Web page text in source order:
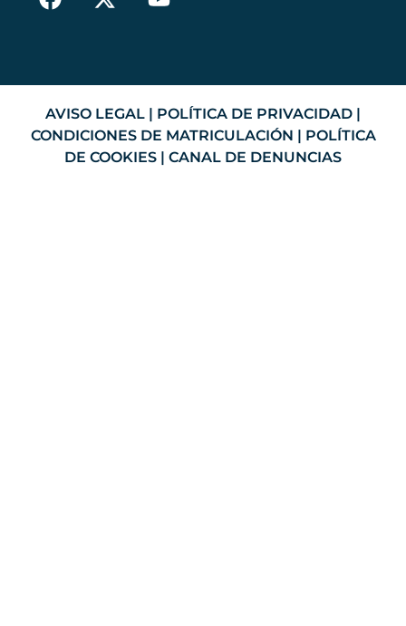
AVISO LEGAL | POLÍTICA DE PRIVACIDAD |
CONDICIONES DE MATRICULACIÓN | POLÍTICA
DE COOKIES | CANAL DE DENUNCIAS